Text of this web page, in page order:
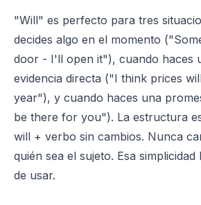
"Will" es perfecto para tres
decides algo en el momento
door - I'll open it"), cuando haces
evidencia directa ("I think prices
year"), y cuando haces una
be there for you"). La estructura
will + verbo sin cambios. Nunca
quién sea el sujeto. Esa
de usar.